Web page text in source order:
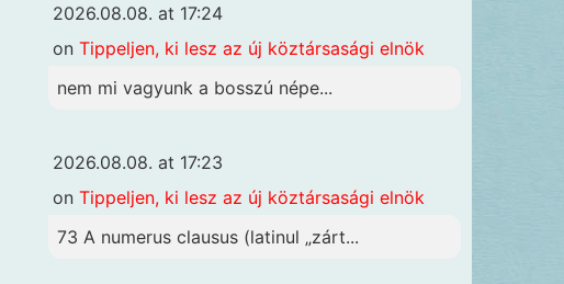
2026.08.08. at 17:24
on Tippeljen, ki lesz az új köztársasági elnök
nem mi vagyunk a bosszú népe...
2026.08.08. at 17:23
on Tippeljen, ki lesz az új köztársasági elnök
73 A numerus clausus (latinul „zárt...